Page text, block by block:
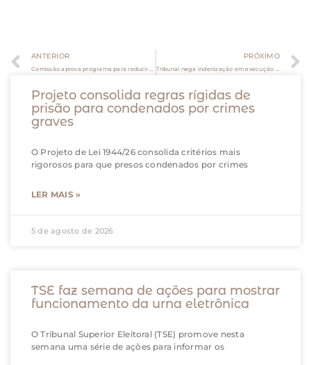
ANTERIOR PRÓXIMO
Projeto consolida regras rígidas de
prisão para condenados por crimes
graves
O Projeto de Lei 1944/26 consolida critérios mais
rigorosos para que presos condenados por crimes
LER MAIS »
5 de agosto de 2026
TSE faz semana de ações para mostrar
funcionamento da urna eletrônica
O Tribunal Superior Eleitoral (TSE) promove nesta
semana uma série de ações para informar os